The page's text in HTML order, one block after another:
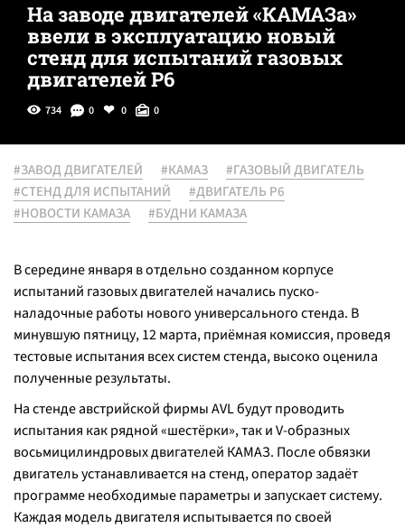
На заводе двигателей «КАМАЗа»
ввели в эксплуатацию новый
стенд для испытаний газовых
двигателей Р6
734 0 0 0
#ЗАВОД ДВИГАТЕЛЕЙ #КАМАЗ
#ГАЗОВЫЙ ДВИГАТЕЛЬ
#СТЕНД ДЛЯ ИСПЫТАНИЙ
#ДВИГАТЕЛЬ Р6
#НОВОСТИ КАМАЗА
#БУДНИ КАМАЗА
В середине января в отдельно созданном корпусе
испытаний газовых двигателей начались пуско-
наладочные работы нового универсального стенда. В
минувшую пятницу, 12 марта, приёмная комиссия, проведя
тестовые испытания всех систем стенда, высоко оценила
полученные результаты.
На стенде австрийской фирмы AVL будут проводить
испытания как рядной «шестёрки», так и V-образных
восьмицилиндровых двигателей КАМАЗ. После обвязки
двигатель устанавливается на стенд, оператор задаёт
программе необходимые параметры и запускает систему.
Каждая модель двигателя испытывается по своей